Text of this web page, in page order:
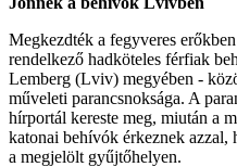
Megkezdték a fegyveres
rendelkező hadköteles férfiak
Lemberg (Lviv) megyében -
műveleti parancsnoksága. A
hírportál kereste meg, miután a
katonai behívók érkeznek azzal,
a megjelölt gyűjtőhelyen.